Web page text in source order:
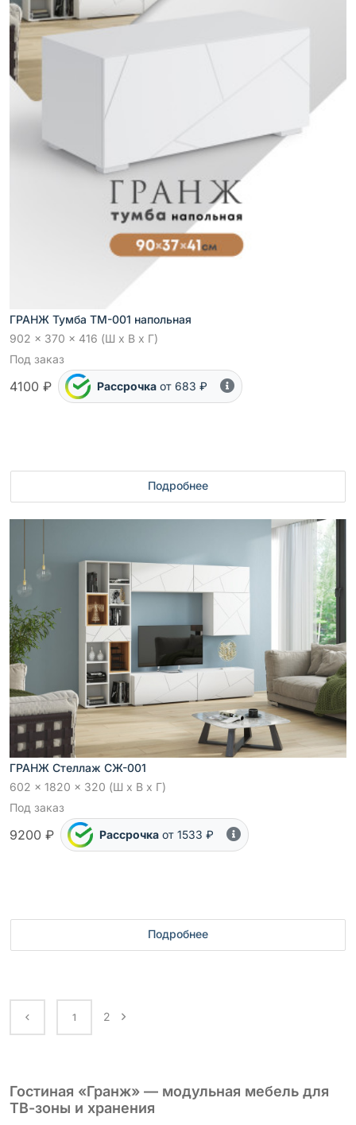
ГРАНЖ Тумба ТМ-001 напольная
902 x 370 x 416 (Ш x В x Г)
Под заказ
4100 ₽ Рассрочка от 683 ₽
Подробнее
ГРАНЖ Стеллаж СЖ-001
602 x 1820 x 320 (Ш x В x Г)
Под заказ
9200 ₽ Рассрочка от 1533 ₽
Подробнее
1 2
Гостиная «Гранж» — модульная мебель для
ТВ-зоны и хранения